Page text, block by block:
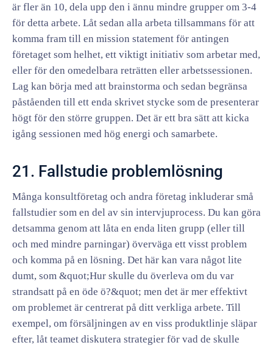
är fler än 10, dela upp den i ännu mindre grupper om 3-4
för detta arbete. Låt sedan alla arbeta tillsammans för att
komma fram till en mission statement för antingen
företaget som helhet, ett viktigt initiativ som arbetar med,
eller för den omedelbara reträtten eller arbetssessionen.
Lag kan börja med att brainstorma och sedan begränsa
påståenden till ett enda skrivet stycke som de presenterar
högt för den större gruppen. Det är ett bra sätt att kicka
igång sessionen med hög energi och samarbete.
21. Fallstudie problemlösning
Många konsultföretag och andra företag inkluderar små
fallstudier som en del av sin intervjuprocess. Du kan göra
detsamma genom att låta en enda liten grupp (eller till
och med mindre parningar) överväga ett visst problem
och komma på en lösning. Det här kan vara något lite
dumt, som &quot;Hur skulle du överleva om du var
strandsatt på en öde ö?&quot; men det är mer effektivt
om problemet är centrerat på ditt verkliga arbete. Till
exempel, om försäljningen av en viss produktlinje släpar
efter, låt teamet diskutera strategier för vad de skulle